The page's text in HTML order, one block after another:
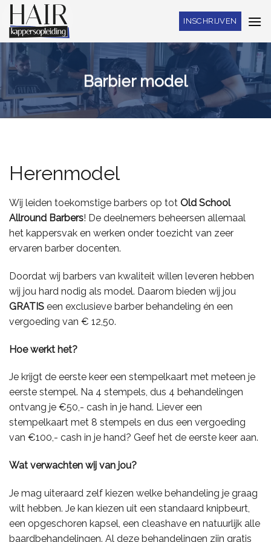
Skip
content
INSCHRIJVEN
Barbier model
Herenmodel
Wij leiden toekomstige barbers op tot Old School
Allround Barbers! De deelnemers beheersen allemaal
het kappersvak en werken onder toezicht van zeer
ervaren barber docenten.
Doordat wij barbers van kwaliteit willen leveren hebben
wij jou hard nodig als model. Daarom bieden wij jou
GRATIS een exclusieve barber behandeling én een
vergoeding van € 12,50.
Hoe werkt het?
Je krijgt de eerste keer een stempelkaart met meteen je
eerste stempel. Na 4 stempels, dus 4 behandelingen
ontvang je €50,- cash in je hand. Liever een
stempelkaart met 8 stempels en dus een vergoeding
van €100,- cash in je hand? Geef het de eerste keer aan.
Wat verwachten wij van jou?
Je mag uiteraard zelf kiezen welke behandeling je graag
wilt hebben. Je kan kiezen uit een standaard knipbeurt,
een opgeschoren kapsel, een cleashave en natuurlijk alle
baardbehandelingen. Al deze behandelingen zijn gratis